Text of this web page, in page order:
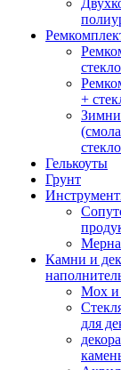
+
Гелькоуты
Грунт
Камни и
Мох и
для